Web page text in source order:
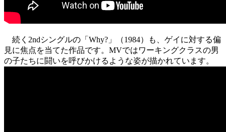
続く2ndシングルの「Why?」（1984）も、ゲイに対する偏
見に焦点を当てた作品です。MVではワーキングクラスの男
の子たちに闘いを呼びかけるような姿が描かれています。